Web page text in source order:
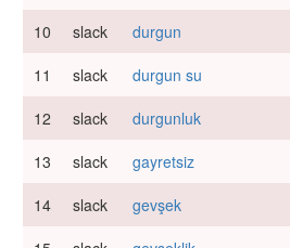
10
slack
durgun
11
slack
durgun su
12
slack
durgunluk
13
slack
gayretsiz
14
slack
gevşek